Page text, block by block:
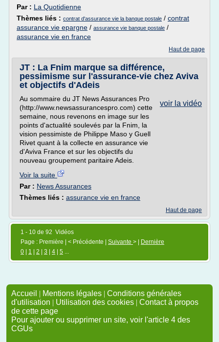
Par : La Quotidienne
Thèmes liés : contrat d'assurance vie la banque postale / contrat
assurance vie epargne / assurance vie banque postale /
assurance vie en france
Haut de page
JT : La Fnim marque sa différence,
pessimisme sur l'assurance-vie chez Aviva
et objectifs d'Adeis
voir la vidéo
Au sommaire du JT News Assurances Pro
(http://www.newsassurancespro.com) cette
semaine, nous revenons en image sur les
points d'actualité soulevés par la Fnim, la
vision pessimiste de Philippe Maso y Guell
Rivet quant à la collecte en assurance vie
d'Aviva France et sur les objectifs du
nouveau groupement paritaire Adeis.
Voir la suite
Par : News Assurances
Thèmes liés : assurance vie en france
Haut de page
1 - 10 de 92 Vidéos
Page : Première | < Précédente | Suivante > |
Dernière
0
1 2 3 4 5 ...
Accueil | Mentions légales | Conditions générales
d'utilisation | Utilisation des cookies | Contact à propos
de cette page
Pour ajouter ou supprimer un site, voir l'article 4 des
CGUs